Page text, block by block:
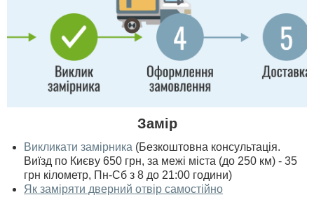
Замір
Викликати замірника (Безкоштовна консультація.
Виїзд по Києву 650 грн, за межі міста (до 250 км) - 35
грн кілометр, Пн-Сб з 8 до 21:00 години)
Як заміряти дверний отвір самостійно